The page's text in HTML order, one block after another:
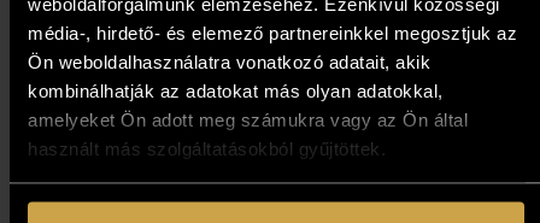
média-, hirdető- és elemező partnereinkkel megosztjuk az
Ön weboldalhasználatra vonatkozó adatait, akik
kombinálhatják az adatokat más olyan adatokkal,
amelyeket Ön adott meg számukra vagy az Ön által
használt más szolgáltatásokból gyűjtöttek.
Pálfy Julianna - Vonal alatt
(50x50 cm)
239 000